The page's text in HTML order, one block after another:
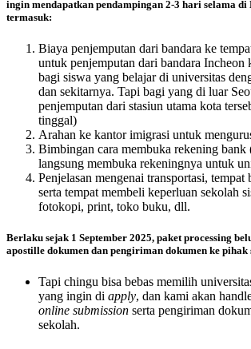
ingin mendapatkan pendampingan 2-3 hari selama di
termasuk:
Biaya penjemputan dari bandara ke
untuk penjemputan dari bandara Incheon
bagi siswa yang belajar di universitas
dan sekitarnya. Tapi bagi yang di luar
penjemputan dari stasiun utama kota
tinggal)
Arahan ke kantor imigrasi untuk
Bimbingan cara membuka rekening bank
langsung membuka rekeningnya untuk
Penjelasan mengenai transportasi, tempat
serta tempat membeli keperluan sekolah
fotokopi, print, toko buku, dll.
Berlaku sejak 1 September 2025, paket processing
apostille dokumen dan pengiriman dokumen ke pihak
Tapi chingu bisa bebas memilih
yang ingin di apply, dan kami akan
online submission serta pengiriman
sekolah.